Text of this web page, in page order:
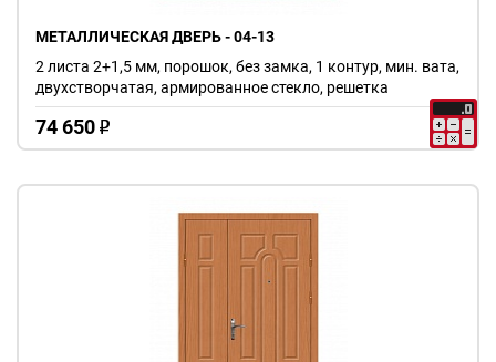
МЕТАЛЛИЧЕСКАЯ ДВЕРЬ - 04-13
74 650 o
2 листа 2+1,5 мм, порошок, без замка, 1 контур, мин. вата,
двухстворчатая, армированное стекло, решетка